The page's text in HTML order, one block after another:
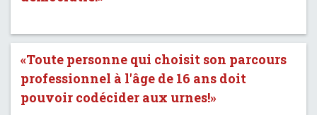
«Toute personne qui choisit son parcours
professionnel à l'âge de 16 ans doit
pouvoir codécider aux urnes!»